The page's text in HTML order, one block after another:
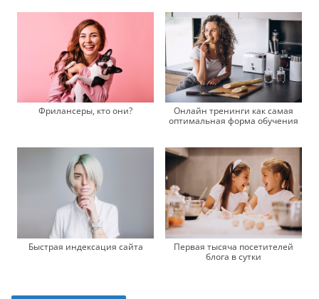
Фрилансеры, кто они?
Онлайн тренинги как самая
оптимальная форма обучения
Быстрая индексация сайта
Первая тысяча посетителей
блога в сутки